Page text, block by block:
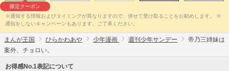
限定クーポン
※通知する情報およびタイミングが異なりますので、併せて受け取ることをお勧めします。 ※
通知をしないキャンペーンもあります。ご了承ください。
まんが王国 ひらかわあや 少年漫画 週刊少年サンデー
帝乃三姉妹は
案外、チョロい。
お得感No.1表記について